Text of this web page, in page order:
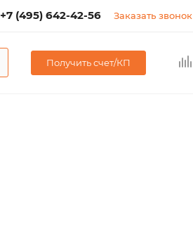
+7 (495) 642-42-56 Заказать звонок
Получить счет/КП